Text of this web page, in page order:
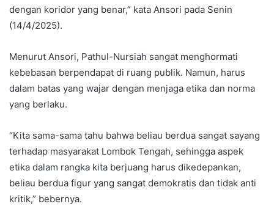
dengan koridor yang benar,” kata Ansori pada Senin
(14/4/2025).
Menurut Ansori, Pathul-Nursiah sangat menghormati
kebebasan berpendapat di ruang publik. Namun, harus
dalam batas yang wajar dengan menjaga etika dan norma
yang berlaku.
“Kita sama-sama tahu bahwa beliau berdua sangat sayang
terhadap masyarakat Lombok Tengah, sehingga aspek
etika dalam rangka kita berjuang harus dikedepankan,
beliau berdua figur yang sangat demokratis dan tidak anti
kritik,” bebernya.